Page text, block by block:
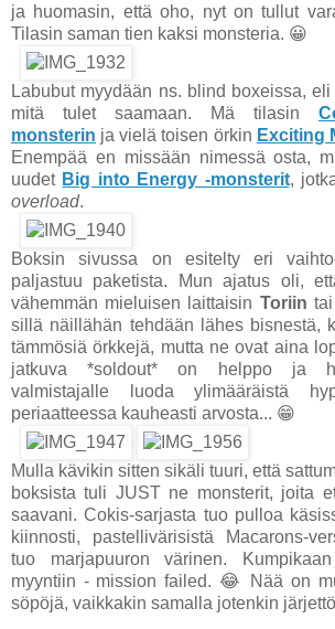
ja huomasin, että oho, nyt on tullut
Tilasin saman tien kaksi monsteria. 😀
Labubut myydään ns. blind boxeissa,
mitä tulet saamaan. Mä tilasin
monsterin ja vielä toisen örkin Exciting
Enempää en missään nimessä osta,
uudet Big into Energy -monsterit,
overload.
Boksin sivussa on esitelty eri
paljastuu paketista. Mun ajatus oli,
vähemmän mieluisen laittaisin Toriin
sillä näillähän tehdään lähes bisnestä,
tämmösiä örkkejä, mutta ne ovat aina
jatkuva *soldout* on helppo ja
valmistajalle luoda ylimääräistä
periaatteessa kauheasti arvosta... 😁
Mulla kävikin sitten sikäli tuuri, että
boksista tuli JUST ne monsterit, joita
saavani. Cokis-sarjasta tuo pulloa
kiinnosti, pastellivärisistä Macarons-
tuo marjapuuron värinen.
myyntiin - mission failed. 😂 Nää on
söpöjä, vaikkakin samalla jotenkin